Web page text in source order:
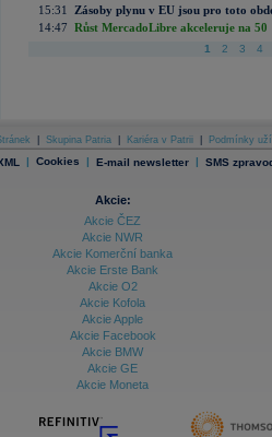
15:31
Zásoby plynu v EU jsou pro toto
14:47 Růst MercadoLibre akceleruje na
1 2 3 4
Skupina Patria Kariéra v Patrii Podmínky
| Cookies | E-mail newsletter | SMS
Akcie:
Akcie ČEZ
Akcie NWR
Akcie Komerční banka
Akcie Erste Bank
Akcie O2
Akcie Kofola
Akcie Apple
Akcie Facebook
Akcie BMW
Akcie GE
Akcie Moneta